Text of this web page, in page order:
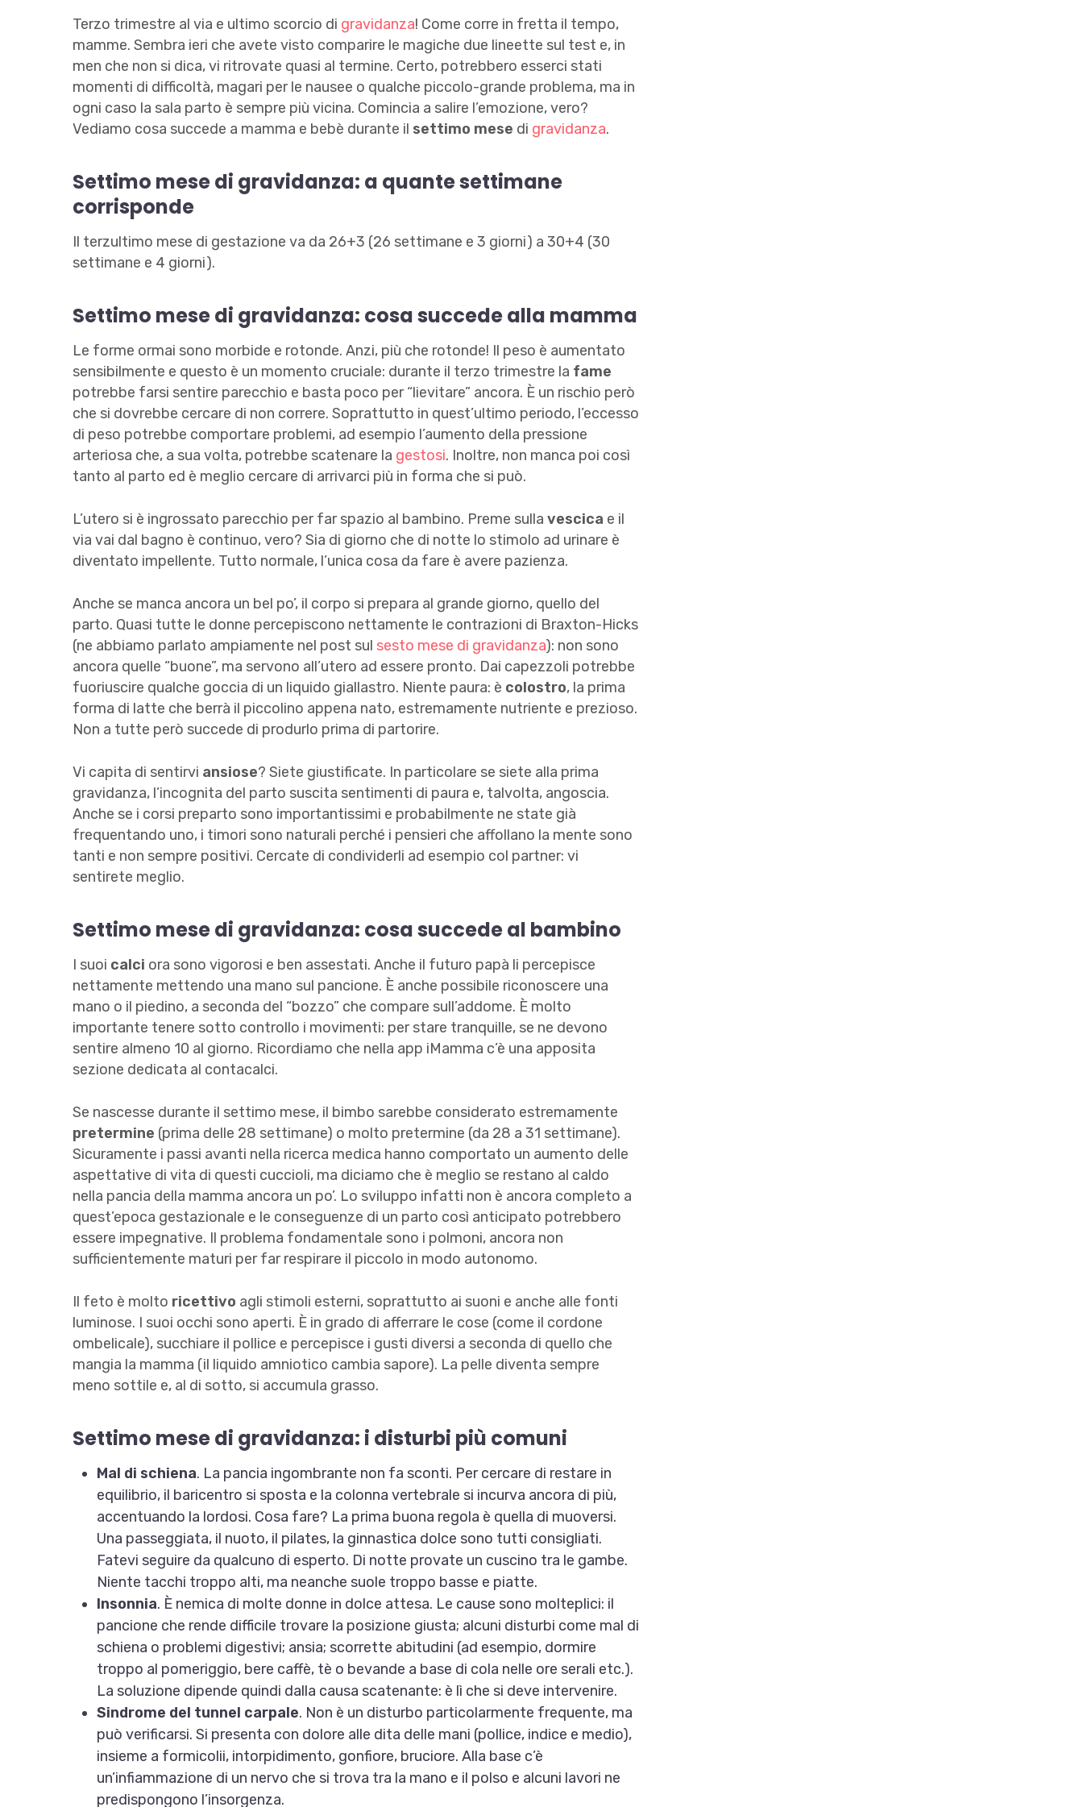
Terzo trimestre al via e ultimo scorcio di gravidanza! Come corre in fretta il tempo,
mamme. Sembra ieri che avete visto comparire le magiche due lineette sul test e, in
men che non si dica, vi ritrovate quasi al termine. Certo, potrebbero esserci stati
momenti di difficoltà, magari per le nausee o qualche piccolo-grande problema, ma in
ogni caso la sala parto è sempre più vicina. Comincia a salire l’emozione, vero?
Vediamo cosa succede a mamma e bebè durante il settimo mese di gravidanza.
Settimo mese di gravidanza: a quante settimane
corrisponde
Il terzultimo mese di gestazione va da 26+3 (26 settimane e 3 giorni) a 30+4 (30
settimane e 4 giorni).
Settimo mese di gravidanza: cosa succede alla mamma
Le forme ormai sono morbide e rotonde. Anzi, più che rotonde! Il peso è aumentato
sensibilmente e questo è un momento cruciale: durante il terzo trimestre la fame
potrebbe farsi sentire parecchio e basta poco per “lievitare” ancora. È un rischio però
che si dovrebbe cercare di non correre. Soprattutto in quest’ultimo periodo, l’eccesso
di peso potrebbe comportare problemi, ad esempio l’aumento della pressione
arteriosa che, a sua volta, potrebbe scatenare la gestosi. Inoltre, non manca poi così
tanto al parto ed è meglio cercare di arrivarci più in forma che si può.
L’utero si è ingrossato parecchio per far spazio al bambino. Preme sulla vescica e il
via vai dal bagno è continuo, vero? Sia di giorno che di notte lo stimolo ad urinare è
diventato impellente. Tutto normale, l’unica cosa da fare è avere pazienza.
Anche se manca ancora un bel po’, il corpo si prepara al grande giorno, quello del
parto. Quasi tutte le donne percepiscono nettamente le contrazioni di Braxton-Hicks
(ne abbiamo parlato ampiamente nel post sul sesto mese di gravidanza): non sono
ancora quelle “buone”, ma servono all’utero ad essere pronto. Dai capezzoli potrebbe
fuoriuscire qualche goccia di un liquido giallastro. Niente paura: è colostro, la prima
forma di latte che berrà il piccolino appena nato, estremamente nutriente e prezioso.
Non a tutte però succede di produrlo prima di partorire.
Vi capita di sentirvi ansiose? Siete giustificate. In particolare se siete alla prima
gravidanza, l’incognita del parto suscita sentimenti di paura e, talvolta, angoscia.
Anche se i corsi preparto sono importantissimi e probabilmente ne state già
frequentando uno, i timori sono naturali perché i pensieri che affollano la mente sono
tanti e non sempre positivi. Cercate di condividerli ad esempio col partner: vi
sentirete meglio.
Settimo mese di gravidanza: cosa succede al bambino
I suoi calci ora sono vigorosi e ben assestati. Anche il futuro papà li percepisce
nettamente mettendo una mano sul pancione. È anche possibile riconoscere una
mano o il piedino, a seconda del “bozzo” che compare sull’addome. È molto
importante tenere sotto controllo i movimenti: per stare tranquille, se ne devono
sentire almeno 10 al giorno. Ricordiamo che nella app iMamma c’è una apposita
sezione dedicata al contacalci.
Se nascesse durante il settimo mese, il bimbo sarebbe considerato estremamente
pretermine (prima delle 28 settimane) o molto pretermine (da 28 a 31 settimane).
Sicuramente i passi avanti nella ricerca medica hanno comportato un aumento delle
aspettative di vita di questi cuccioli, ma diciamo che è meglio se restano al caldo
nella pancia della mamma ancora un po’. Lo sviluppo infatti non è ancora completo a
quest’epoca gestazionale e le conseguenze di un parto così anticipato potrebbero
essere impegnative. Il problema fondamentale sono i polmoni, ancora non
sufficientemente maturi per far respirare il piccolo in modo autonomo.
Il feto è molto ricettivo agli stimoli esterni, soprattutto ai suoni e anche alle fonti
luminose. I suoi occhi sono aperti. È in grado di afferrare le cose (come il cordone
ombelicale), succhiare il pollice e percepisce i gusti diversi a seconda di quello che
mangia la mamma (il liquido amniotico cambia sapore). La pelle diventa sempre
meno sottile e, al di sotto, si accumula grasso.
Settimo mese di gravidanza: i disturbi più comuni
Mal di schiena. La pancia ingombrante non fa sconti. Per cercare di restare in
equilibrio, il baricentro si sposta e la colonna vertebrale si incurva ancora di più,
accentuando la lordosi. Cosa fare? La prima buona regola è quella di muoversi.
Una passeggiata, il nuoto, il pilates, la ginnastica dolce sono tutti consigliati.
Fatevi seguire da qualcuno di esperto. Di notte provate un cuscino tra le gambe.
Niente tacchi troppo alti, ma neanche suole troppo basse e piatte.
Insonnia. È nemica di molte donne in dolce attesa. Le cause sono molteplici: il
pancione che rende difficile trovare la posizione giusta; alcuni disturbi come mal di
schiena o problemi digestivi; ansia; scorrette abitudini (ad esempio, dormire
troppo al pomeriggio, bere caffè, tè o bevande a base di cola nelle ore serali etc.).
La soluzione dipende quindi dalla causa scatenante: è lì che si deve intervenire.
Sindrome del tunnel carpale. Non è un disturbo particolarmente frequente, ma
può verificarsi. Si presenta con dolore alle dita delle mani (pollice, indice e medio),
insieme a formicolii, intorpidimento, gonfiore, bruciore. Alla base c’è
un’infiammazione di un nervo che si trova tra la mano e il polso e alcuni lavori ne
predispongono l’insorgenza.